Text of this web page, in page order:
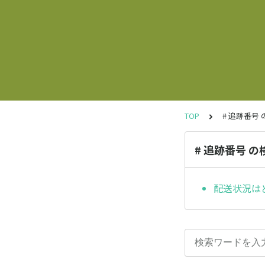
TOP # 追跡番号
# 追跡番号 の
配送状況は